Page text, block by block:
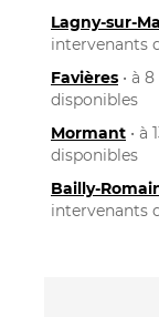
Lagny-sur-
intervenants
Favières • à
disponibles
Mormant • à
disponibles
Bailly-
intervenants